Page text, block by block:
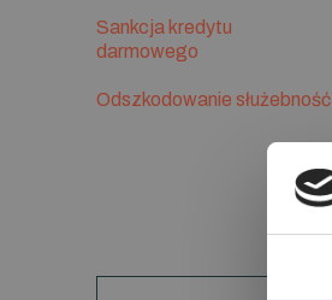
Sankcja kredytu
darmowego
Odszkodowanie służebność